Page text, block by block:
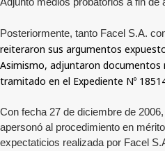
Posteriormente, tanto Facel S.A.
reiteraron sus argumentos
Asimismo, adjuntaron documentos
tramitado en el Expediente Nº
Con fecha 27 de diciembre de
apersonó al procedimiento en
expectaticios realizada por Facel